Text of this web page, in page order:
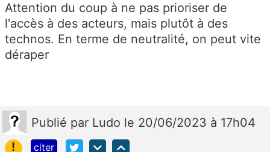
Attention du coup à ne pas prioriser de
l'accès à des acteurs, mais plutôt à des
technos. En terme de neutralité, on peut vite
déraper
Publié par Ludo le 20/06/2023 à 17h04
!
citer